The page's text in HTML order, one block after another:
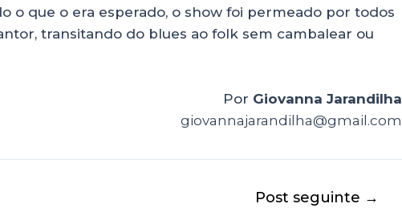
o que o era esperado, o show foi permeado por todos
transitando do blues ao folk sem cambalear ou
Por Giovanna Jarandilha
giovannajarandilha@gmail.com
Post seguinte →